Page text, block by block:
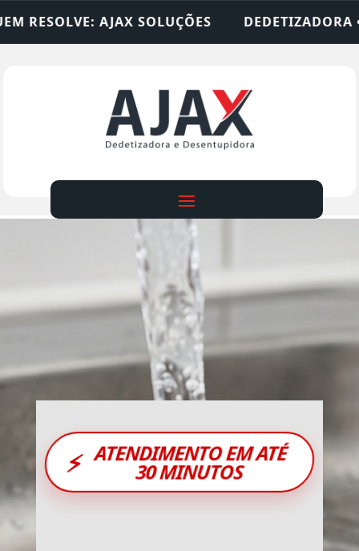
DEDETIZADORA • DESENTUPIDORA •
⚡ ATENDIMENTO EM ATÉ
30 MINUTOS